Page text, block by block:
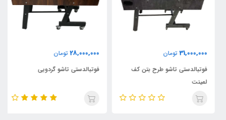
31,000,000 تومان
فوتبالدستی تاشو طرح بتن کف
لمینت
28,000,000 تومان
فوتبالدستی تاشو گردویی